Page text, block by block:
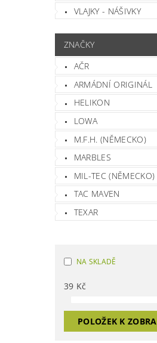
VLAJKY - NÁŠIVKY
ZNAČKY
AČR
ARMÁDNÍ ORIGINÁL
HELIKON
LOWA
M.F.H. (NĚMECKO)
MARBLES
MIL-TEC
TAC MAVEN
TEXAR
NA SKLADĚ
39 Kč
POLOŽEK K